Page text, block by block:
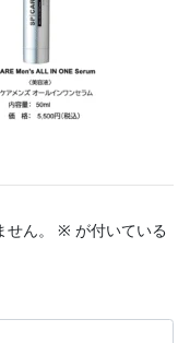
ん。 ※ が付いている